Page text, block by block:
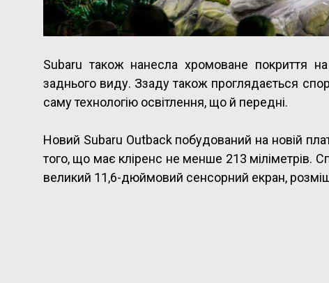
Subaru також нанесла хромоване покриття
заднього виду. Ззаду також проглядається
саму технологію освітлення, що й передні.
Новий Subaru Outback побудований на новій
того, що має кліренс не менше 213 міліметрів.
великий 11,6-дюймовий сенсорний екран,